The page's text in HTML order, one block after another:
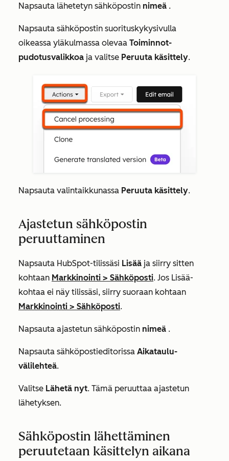
Napsauta lähetetyn sähköpostin nimeä .
Napsauta sähköpostin suorituskykysivulla
oikeassa yläkulmassa olevaa Toiminnot-
pudotusvalikkoa ja valitse Peruuta käsittely.
Napsauta valintaikkunassa Peruuta käsittely.
Ajastetun sähköpostin
peruuttaminen
Napsauta HubSpot-tilissäsi Lisää ja siirry sitten
kohtaan Markkinointi > Sähköposti. Jos Lisää-
kohtaa ei näy tilissäsi, siirry suoraan kohtaan
Markkinointi > Sähköposti.
Napsauta ajastetun sähköpostin nimeä .
Napsauta sähköpostieditorissa Aikataulu-
välilehteä.
Valitse Lähetä nyt. Tämä peruuttaa ajastetun
lähetyksen.
Sähköpostin lähettäminen
peruutetaan käsittelyn aikana